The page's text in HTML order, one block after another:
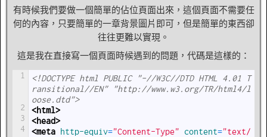
有時候我們要做一個簡單的佔位頁面出來，這個頁面不需要任
何的內容，只要簡單的一章背景圖片即可，但是簡單的東西卻
往往更難以實現。
這是我在直接寫一個頁面時候遇到的問題，代碼是這樣的：
1
2
3
4
<!DOCTYPE html PUBLIC "-//W3C//DTD HTML 4.01 T
ransitional//EN" "http://www.w3.org/TR/html4/l
oose.dtd">
<html>
<head>
<meta
http-equiv="Content-Type" content="text/